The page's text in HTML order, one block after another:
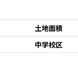
土地面積
中学校区